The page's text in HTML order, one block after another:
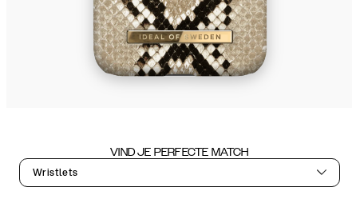
VIND JE PERFECTE MATCH
Wristlets